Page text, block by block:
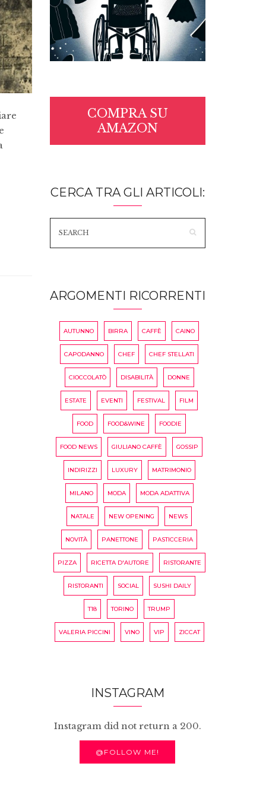
COMPRA SU
AMAZON
CERCA TRA GLI ARTICOLI:
ARGOMENTI RICORRENTI
AUTUNNO BIRRA CAFFÈ CAINO
CAPODANNO CHEF CHEF STELLATI
CIOCCOLATÒ DISABILITÀ DONNE
ESTATE EVENTI FESTIVAL FILM
FOOD FOOD&WINE FOODIE
FOOD NEWS GIULIANO CAFFÈ GOSSIP
INDIRIZZI LUXURY MATRIMONIO
MILANO MODA MODA ADATTIVA
NATALE NEW OPENING NEWS
NOVITÀ PANETTONE PASTICCERIA
PIZZA RICETTA D'AUTORE RISTORANTE
RISTORANTI SOCIAL SUSHI DAILY
T18 TORINO TRUMP
VALERIA PICCINI VINO VIP ZICCAT
INSTAGRAM
Instagram did not return a 200.
@FOLLOW ME!